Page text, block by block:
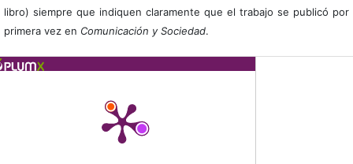
libro) siempre que indiquen claramente que el trabajo se publicó por
primera vez en Comunicación y Sociedad.